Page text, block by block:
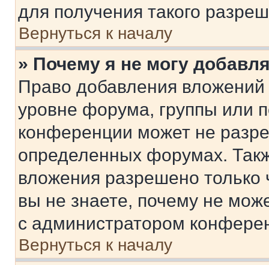
для получения такого
Вернуться к началу
» Почему я не могу
Право добавления
уровне форума, группы или
конференции может не
определенных форумах.
вложения разрешено
вы не знаете, почему не
с администратором
Вернуться к началу